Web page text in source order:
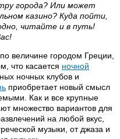
города? Или может
казино? Куда пойти,
читайте и в путь!
величине городом Греции,
что касается ночной
ночных клубов и
приобретает новый смысл
Как и все крупные
множество вариантов для
на любой вкус,
музыки, от джаза и